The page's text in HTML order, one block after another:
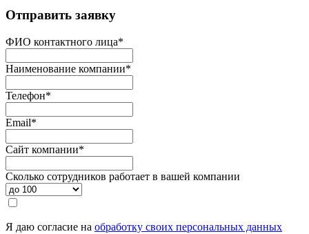
Отправить заявку
ФИО контактного лица*
Наименование компании*
Телефон*
Email*
Сайт компании*
Сколько сотрудников работает в вашей компании
Я даю согласие на обработку своих персональных данных